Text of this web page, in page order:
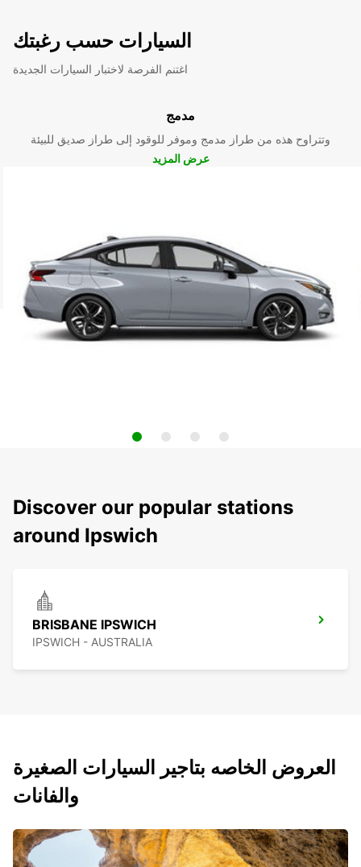
السيارات حسب رغبتك
اغتنم الفرصة لاختبار السيارات الجديدة
مدمج
وتتراوح هذه من طراز مدمج وموفر للوقود إلى طراز صديق للبيئة
عرض المزيد
Discover our popular stations
around Ipswich
BRISBANE IPSWICH
IPSWICH - AUSTRALIA
العروض الخاصه بتاجير السيارات الصغيرة
والفانات